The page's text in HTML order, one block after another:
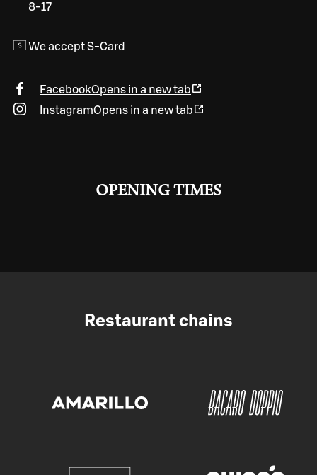
8-17
We accept S-Card
FacebookOpens in a new tab
InstagramOpens in a new tab
OPENING TIMES
Restaurant chains